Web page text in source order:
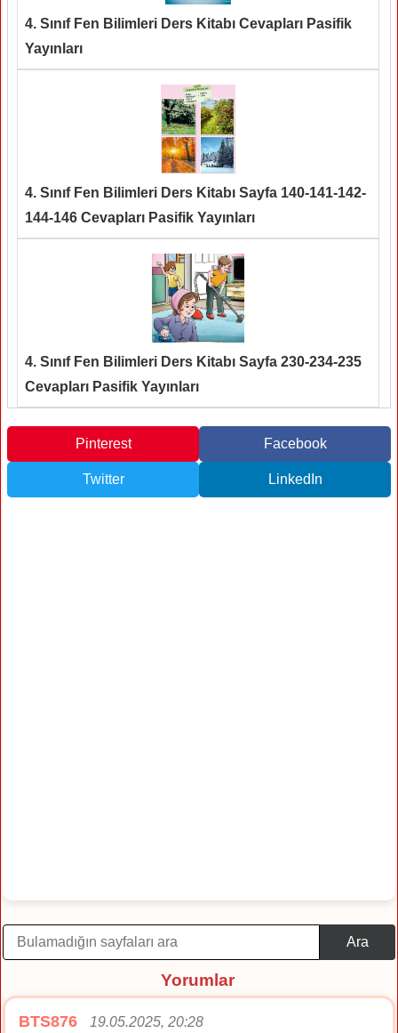
4. Sınıf Fen Bilimleri Ders Kitabı Cevapları Pasifik
Yayınları
4. Sınıf Fen Bilimleri Ders Kitabı Sayfa 140-141-142-
144-146 Cevapları Pasifik Yayınları
4. Sınıf Fen Bilimleri Ders Kitabı Sayfa 230-234-235
Cevapları Pasifik Yayınları
Pinterest Facebook
Twitter LinkedIn
Ara
Yorumlar
BTS876 19.05.2025, 20:28